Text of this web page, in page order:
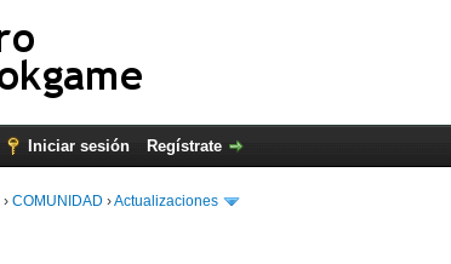
Iniciar sesión Regístrate
›COMUNIDAD ›Actualizaciones